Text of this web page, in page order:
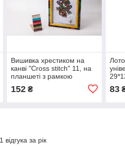
Вишивка хрестиком на
канві "Cross stitch" 11, на
планшеті з рамкою
152₴ 83
за рік